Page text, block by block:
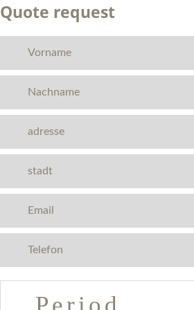
Quote request